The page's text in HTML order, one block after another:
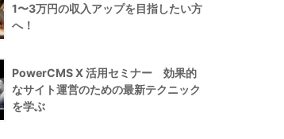
1〜3万円の収入アップを目指したい方
へ！
PowerCMS X 活用セミナー 効果的
なサイト運営のための最新テクニック
を学ぶ